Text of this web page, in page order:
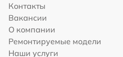
Контакты
Вакансии
О компании
Ремонтируемые модели
Наши услуги